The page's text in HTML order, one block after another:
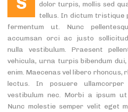
dolor turpis, mollis sed
tellus. In dictum tristique
fermentum ut. Nunc
accumsan orci ac justo
nulla vestibulum. Praesent
vehicula, urna turpis bibendum
enim. Maecenas vel libero rhoncus,
lectus. In posuere
vestibulum nec. Morbi a ipsum
Nunc molestie semper velit eget